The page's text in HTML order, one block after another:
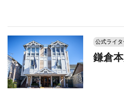
公式ライタ
鎌倉